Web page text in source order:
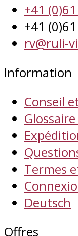
+41
+41
rv@ruli-
Information
Conseil
Termes
Deutsch
Offres